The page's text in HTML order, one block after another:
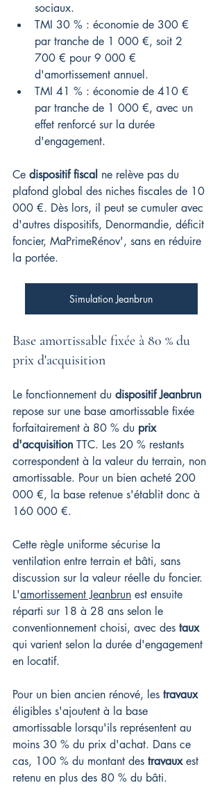
sociaux.
TMI 30 % : économie de 300 €
par tranche de 1 000 €, soit 2
700 € pour 9 000 €
d'amortissement annuel.
TMI 41 % : économie de 410 €
par tranche de 1 000 €, avec un
effet renforcé sur la durée
d'engagement.
Ce dispositif fiscal ne relève pas du
plafond global des niches fiscales de 10
000 €. Dès lors, il peut se cumuler avec
d'autres dispositifs, Denormandie, déficit
foncier, MaPrimeRénov', sans en réduire
la portée.
Simulation Jeanbrun
Base amortissable fixée à 80 % du
prix d'acquisition
Le fonctionnement du dispositif Jeanbrun
repose sur une base amortissable fixée
forfaitairement à 80 % du prix
d'acquisition TTC. Les 20 % restants
correspondent à la valeur du terrain, non
amortissable. Pour un bien acheté 200
000 €, la base retenue s'établit donc à
160 000 €.
Cette règle uniforme sécurise la
ventilation entre terrain et bâti, sans
discussion sur la valeur réelle du foncier.
L'amortissement Jeanbrun est ensuite
réparti sur 18 à 28 ans selon le
conventionnement choisi, avec des taux
qui varient selon la durée d'engagement
en locatif.
Pour un bien ancien rénové, les travaux
éligibles s'ajoutent à la base
amortissable lorsqu'ils représentent au
moins 30 % du prix d'achat. Dans ce
cas, 100 % du montant des travaux est
retenu en plus des 80 % du bâti.